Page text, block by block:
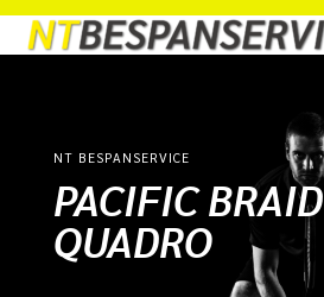
NT BESPANSERVICE
PACIFIC BRAID
QUADRO